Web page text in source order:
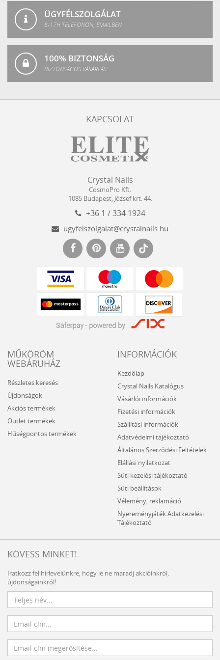
ÜGYFÉLSZOLGÁLAT
8-17H TELEFONON, EMAILBEN
100% BIZTONSÁG
BIZTONSÁGOS VÁSÁRLÁS
KAPCSOLAT
Nails
Kft.
Crystal Nails
CosmoPro Kft.
1085 Budapest, József krt. 44.
+36 1 / 334 1924
ugyfelszolgalat@crystalnails.hu
MŰKÖRÖM
WEBÁRUHÁZ
Részletes keresés
Újdonságok
Akciós termékek
Outlet termékek
Hűségpontos termékek
INFORMÁCIÓK
Kezdőlap
Crystal Nails Katalógus
Vásárlói információk
Fizetési információk
Szállítási információk
Adatvédelmi tájékoztató
Általános Szerződési Feltételek
Elállási nyilatkozat
Süti kezelési tájékoztató
Süti beállítások
Vélemény, reklamáció
Nyereményjáték Adatkezelési
Tájékoztató
KÖVESS MINKET!
Iratkozz fel hírlevelünkre, hogy le ne maradj akcióinkról,
újdonságainkról!